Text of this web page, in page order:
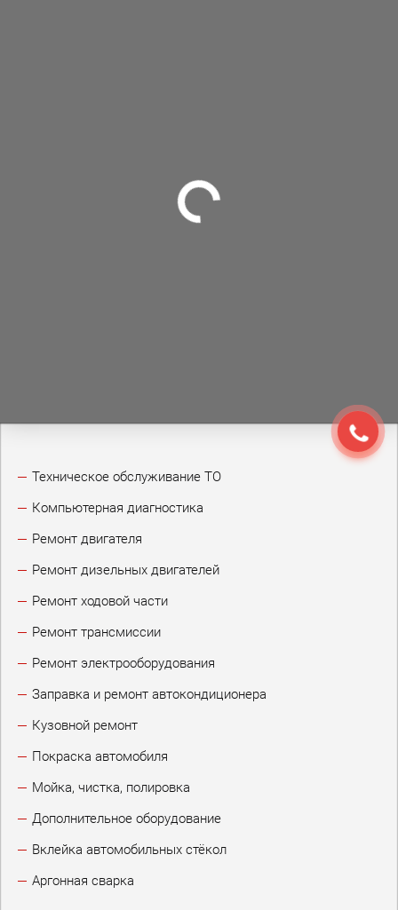
Техническое обслуживание ТО
Компьютерная диагностика
Ремонт двигателя
Ремонт дизельных двигателей
Ремонт ходовой части
Ремонт трансмиссии
Ремонт электрооборудования
Заправка и ремонт автокондиционера
Кузовной ремонт
Покраска автомобиля
Мойка, чистка, полировка
Дополнительное оборудование
Вклейка автомобильных стёкол
Аргонная сварка